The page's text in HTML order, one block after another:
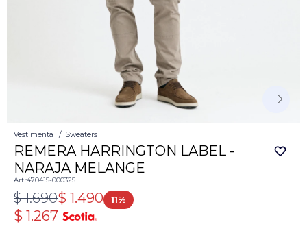
Vestimenta Sweaters
REMERA HARRINGTON LABEL -
NARAJA MELANGE
470415-000325
$ 1.490
$ 1.690 11
$ 1.267